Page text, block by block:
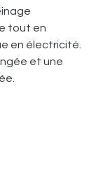
tout en
en électricité.
et une